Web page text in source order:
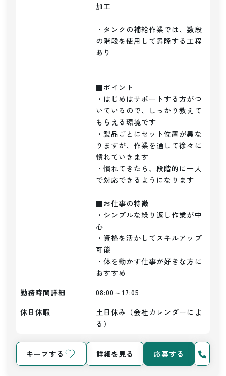
加工
・タンクの補給作業では、数段
の階段を使用して昇降する工程
あり
■ポイント
・はじめはサポートする方がつ
いているので、しっかり教えて
もらえる環境です
・製品ごとにセット位置が異な
りますが、作業を通して徐々に
慣れていきます
・慣れてきたら、段階的に一人
で対応できるようになります
■お仕事の特徴
・シンプルな繰り返し作業が中
心
・資格を活かしてスキルアップ
可能
・体を動かす仕事が好きな方に
おすすめ
勤務時間詳細
08:00～17:05
休日休暇
土日休み（会社カレンダーによ
る）
キープする 詳細を見る 応募する